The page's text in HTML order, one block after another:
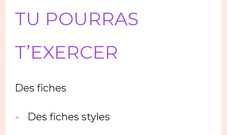
TU POURRAS
T’EXERCER
Des fiches
Des fiches styles